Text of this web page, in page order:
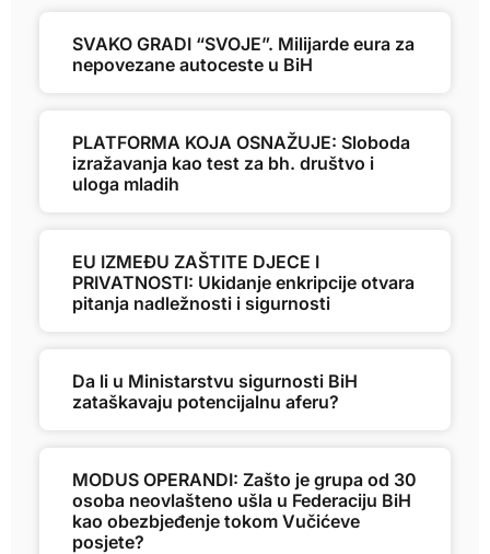
SVAKO GRADI “SVOJE”. Milijarde eura za
nepovezane autoceste u BiH
PLATFORMA KOJA OSNAŽUJE: Sloboda
izražavanja kao test za bh. društvo i
uloga mladih
EU IZMEĐU ZAŠTITE DJECE I
PRIVATNOSTI: Ukidanje enkripcije otvara
pitanja nadležnosti i sigurnosti
Da li u Ministarstvu sigurnosti BiH
zataškavaju potencijalnu aferu?
MODUS OPERANDI: Zašto je grupa od 30
osoba neovlašteno ušla u Federaciju BiH
kao obezbjeđenje tokom Vučićeve
posjete?